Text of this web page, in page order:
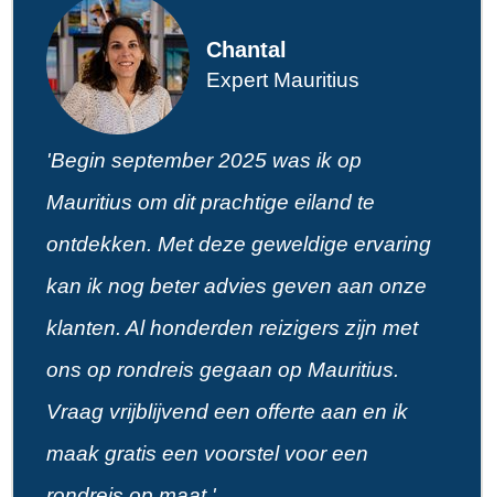
Chantal
Expert Mauritius
'Begin september 2025 was ik op
Mauritius om dit prachtige eiland te
ontdekken. Met deze geweldige ervaring
kan ik nog beter advies geven aan onze
klanten. Al honderden reizigers zijn met
ons op rondreis gegaan op Mauritius.
Vraag vrijblijvend een offerte aan en ik
maak gratis een voorstel voor een